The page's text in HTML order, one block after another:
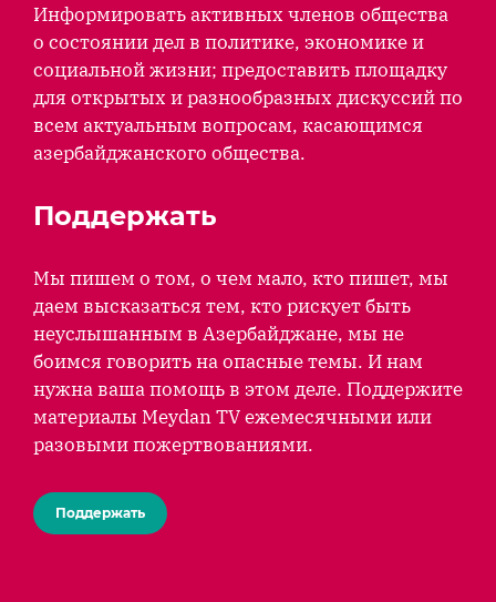
Информировать активных членов общества
о состоянии дел в политике, экономике и
социальной жизни; предоставить площадку
для открытых и разнообразных дискуссий по
всем актуальным вопросам, касающимся
азербайджанского общества.
Поддержать
Мы пишем о том, о чем мало, кто пишет, мы
даем высказаться тем, кто рискует быть
неуслышанным в Азербайджане, мы не
боимся говорить на опасные темы. И нам
нужна ваша помощь в этом деле. Поддержите
материалы Meydan TV ежемесячными или
разовыми пожертвованиями.
Поддержать